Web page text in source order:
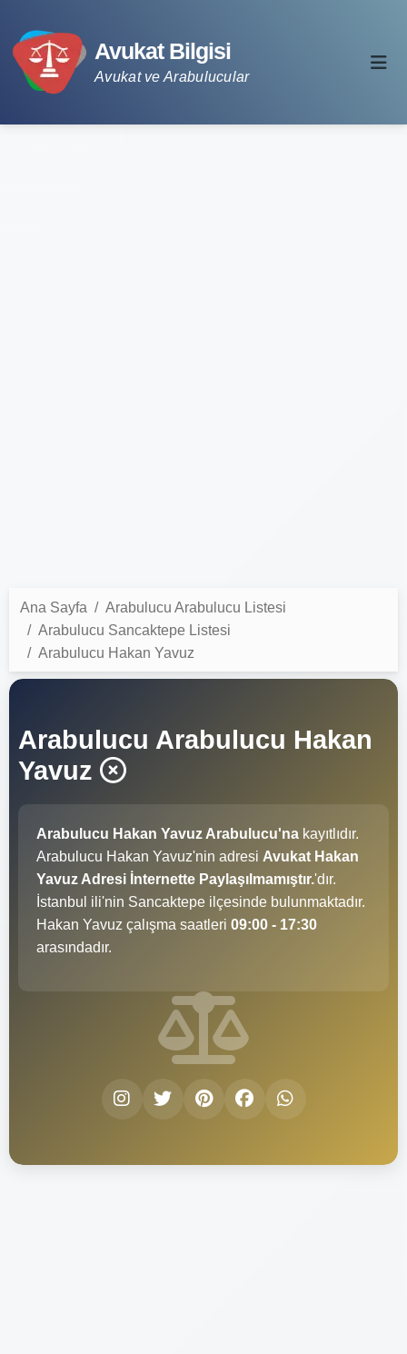
Avukat Bilgisi
Avukat ve Arabulucular
Ana Sayfa
Arabulucu Arabulucu Listesi
Arabulucu Sancaktepe Listesi
Arabulucu Hakan Yavuz
Arabulucu Arabulucu Hakan
Yavuz
Arabulucu Hakan Yavuz Arabulucu'na kayıtlıdır.
Arabulucu Hakan Yavuz'nin adresi Avukat Hakan
Yavuz Adresi İnternette Paylaşılmamıştır.'dır.
İstanbul ili'nin Sancaktepe ilçesinde bulunmaktadır.
Hakan Yavuz çalışma saatleri 09:00 - 17:30
arasındadır.